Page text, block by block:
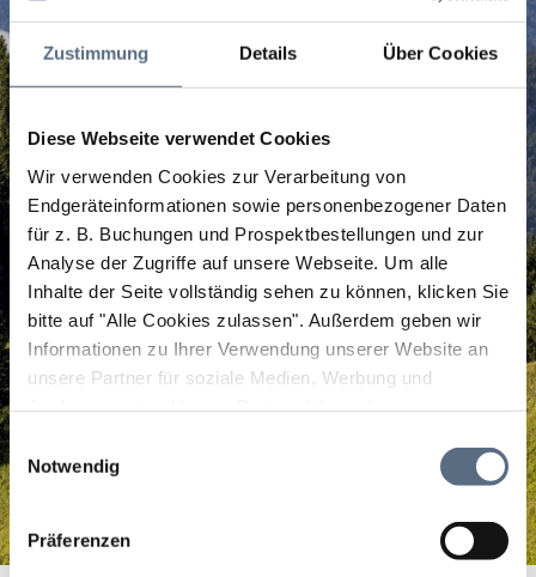
Zustimmung Details Über Cookies
Diese Webseite verwendet Cookies
Wir verwenden Cookies zur Verarbeitung von
Endgeräteinformationen sowie personenbezogener Daten
für z. B. Buchungen und Prospektbestellungen und zur
Analyse der Zugriffe auf unsere Webseite. Um alle
Inhalte der Seite vollständig sehen zu können, klicken Sie
bitte auf "Alle Cookies zulassen". Außerdem geben wir
Informationen zu Ihrer Verwendung unserer Website an
unsere Partner für soziale Medien, Werbung und
zusammen, die Sie ihnen bereitgestellt haben oder die
sie im Rahmen Ihrer Nutzung der Dienste gesammelt
Einwilligungsauswahl
Notwendig
Präferenzen